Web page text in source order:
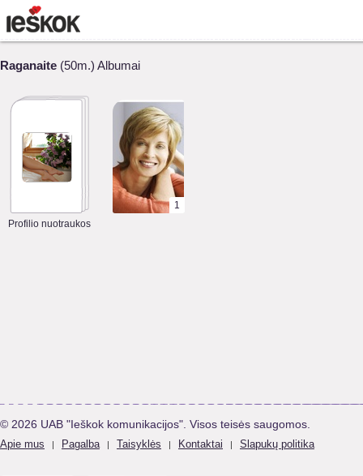
Raganaite (50m.) Albumai
Profilio nuotraukos
1
© 2026 UAB "Ieškok komunikacijos". Visos teisės saugomos.
Apie mus | Pagalba | Taisyklės | Kontaktai | Slapukų politika